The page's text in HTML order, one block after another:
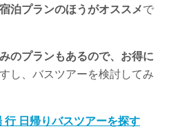
泊プランのほうがオススメで
のプランもあるので、お得に
し、バスツアーを検討してみ
行 日帰りバスツアーを探す